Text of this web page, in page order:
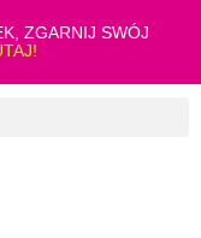
ZGARNIJ SWÓJ